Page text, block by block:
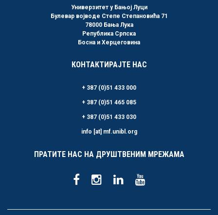
Универзитет у Бањој Луци
Булевар војводе Степе Степановића 71
78000 Бања Лука
Република Српска
Босна и Херцеговина
КОНТАКТИРАЈТЕ НАС
+ 387 (0)51 433 000
+ 387 (0)51 465 085
+ 387 (0)51 433 030
info [at] mf.unibl.org
ПРАТИТЕ НАС НА ДРУШТВЕНИМ МРЕЖАМА